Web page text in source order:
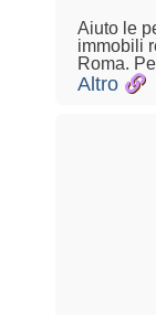
Aiuto le
immobili
Roma.
Altro